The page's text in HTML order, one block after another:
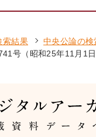
索結果
中央公論の検
号（昭和25年11月1日